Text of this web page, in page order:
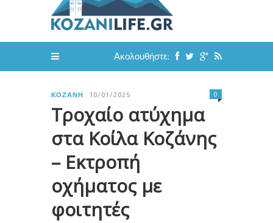
Ακολουθήστε:
ΚΟΖΆΝΗ 10/01/2025
Τροχαίο ατύχημα
στα Κοίλα Κοζάνης
– Εκτροπή
οχήματος με
φοιτητές
0